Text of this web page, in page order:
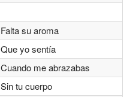
Falta su aroma
Que yo sentía
Cuando me abrazabas
Sin tu cuerpo